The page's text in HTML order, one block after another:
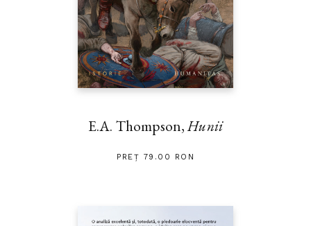
E.A. Thompson,Hunii
PREȚ 79.00 RON